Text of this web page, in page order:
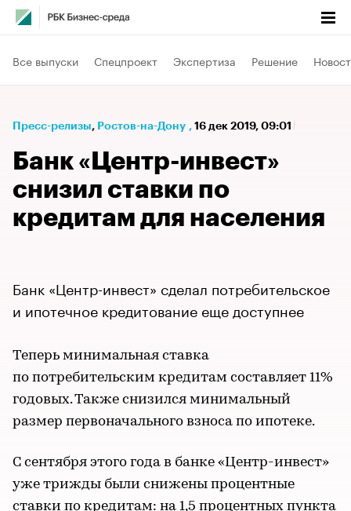
Все выпуски Спецпроект Экспертиза Решение
Пресс-релизы⁠, Ростов-на-Дону , 16 дек 2019, 09:01
Банк «Центр-инвест»
снизил ставки по
кредитам для населения
Банк «Центр-инвест» сделал потребительское
и ипотечное кредитование еще доступнее
Теперь минимальная ставка
по потребительским кредитам составляет 11%
годовых. Также снизился минимальный
размер первоначального взноса по ипотеке.
С сентября этого года в банке «Центр-инвест»
уже трижды были снижены процентные
ставки по кредитам: на 1,5 процентных пункта